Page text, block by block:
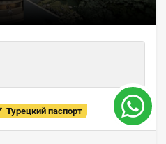
Турецкий паспорт